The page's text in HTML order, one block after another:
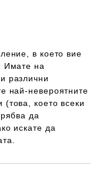
в което вие
Имате на
различни
най-невероятните
което всеки
да
искате да